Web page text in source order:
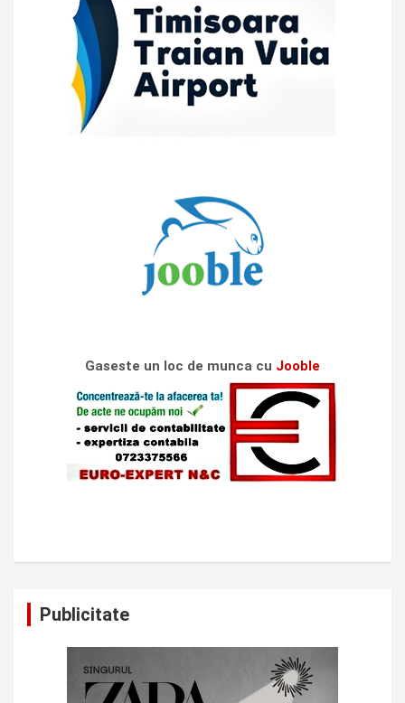
Gaseste un loc de munca cu Jooble
Publicitate